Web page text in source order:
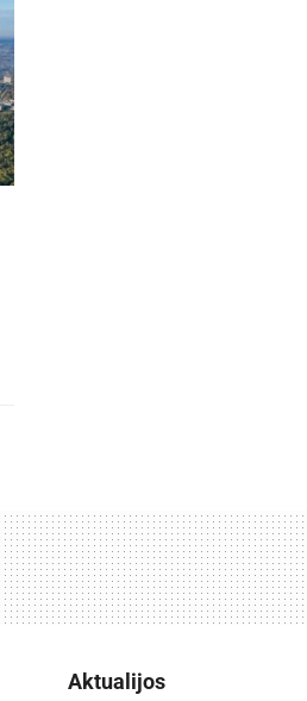
Aktualijos